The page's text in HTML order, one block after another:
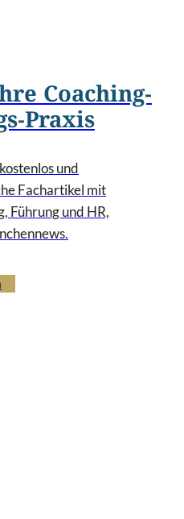
Coaching-
Praxis
und
Fachartikel mit
Führung und HR,